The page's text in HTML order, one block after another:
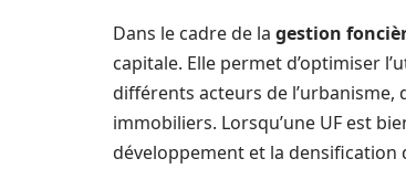
Dans le cadre de la gestion
capitale. Elle permet d’optimiser
différents acteurs de l’urbanisme,
immobiliers. Lorsqu’une UF est
développement et la densification